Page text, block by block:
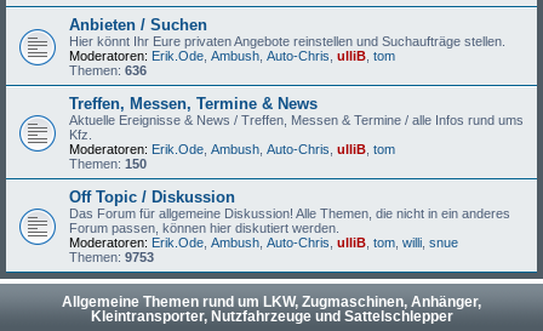
Anbieten / Suchen
Hier könnt Ihr Eure privaten Angebote reinstellen und Suchaufträge stellen.
Moderatoren: Erik.Ode Ambush Auto-Chris ulliB tom
Themen: 636
Treffen, Messen, Termine & News
Aktuelle Ereignisse & News / Treffen, Messen & Termine / alle Infos rund ums
Kfz.
Moderatoren: Erik.Ode Ambush Auto-Chris ulliB tom
Themen: 150
Off Topic / Diskussion
Das Forum für allgemeine Diskussion! Alle Themen, die nicht in ein anderes
Forum passen, können hier diskutiert werden.
Moderatoren: Erik.Ode Ambush Auto-Chris ulliB tom willi snue
Themen: 9753
Allgemeine Themen rund um LKW, Zugmaschinen, Anhänger,
Kleintransporter, Nutzfahrzeuge und Sattelschlepper